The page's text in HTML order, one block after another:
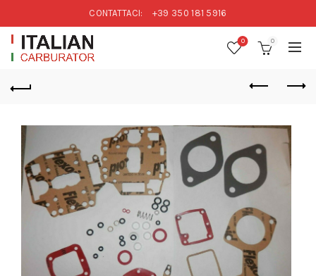
CONTATTACI: +39 350 181 5916
0 0